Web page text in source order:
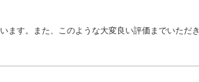
ます。また、このような大変良い評価までいた